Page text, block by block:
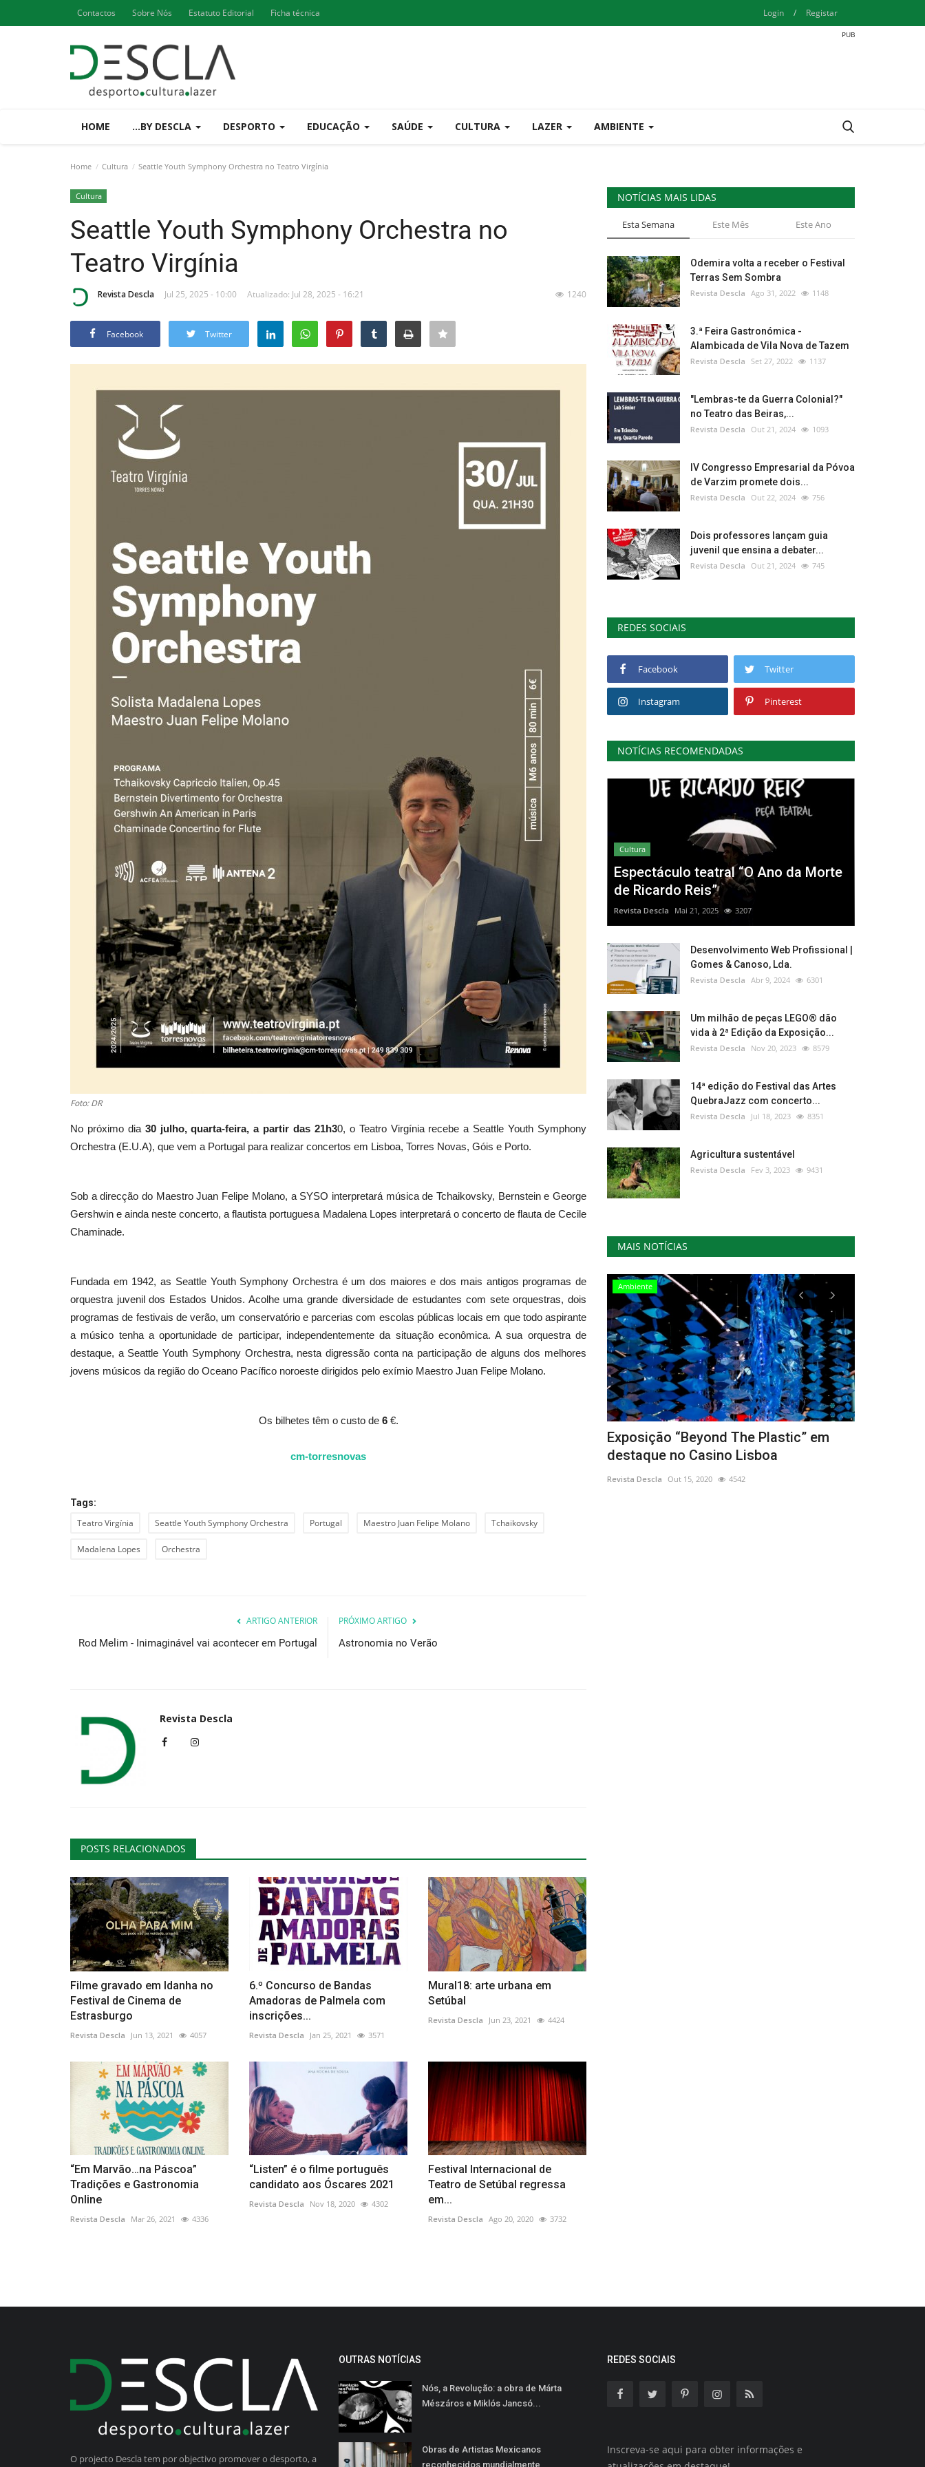
Contactos Sobre Nós Estatuto Editorial Ficha técnica Login / Registar
HOME ...BY DESCLA DESPORTO EDUCAÇÃO SAÚDE CULTURA LAZER AMBIENTE
Home Cultura Seattle Youth Symphony Orchestra no Teatro Virgínia
Cultura
Seattle Youth Symphony Orchestra no
Teatro Virgínia
Revista Descla Jul 25, 2025 - 10:00 Atualizado: Jul 28, 2025 - 16:21 1240
Facebook Twitter
Foto: DR
No próximo dia 30 julho, quarta-feira, a partir das 21h30, o Teatro Virgínia recebe a Seattle Youth Symphony
Orchestra (E.U.A), que vem a Portugal para realizar concertos em Lisboa, Torres Novas, Góis e Porto.
Sob a direcção do Maestro Juan Felipe Molano, a SYSO interpretará música de Tchaikovsky, Bernstein e George
Gershwin e ainda neste concerto, a flautista portuguesa Madalena Lopes interpretará o concerto de flauta de Cecile
Chaminade.
Fundada em 1942, as Seattle Youth Symphony Orchestra é um dos maiores e dos mais antigos programas de
orquestra juvenil dos Estados Unidos. Acolhe uma grande diversidade de estudantes com sete orquestras, dois
programas de festivais de verão, um conservatório e parcerias com escolas públicas locais em que todo aspirante
a músico tenha a oportunidade de participar, independentemente da situação econômica. A sua orquestra de
destaque, a Seattle Youth Symphony Orchestra, nesta digressão conta na participação de alguns dos melhores
jovens músicos da região do Oceano Pacífico noroeste dirigidos pelo exímio Maestro Juan Felipe Molano.
Os bilhetes têm o custo de 6€.
cm-torresnovas
Tags:
Teatro Virgínia Seattle Youth Symphony Orchestra Portugal Maestro Juan Felipe Molano Tchaikovsky
Madalena Lopes Orchestra
ARTIGO ANTERIOR
Rod Melim - Inimaginável vai acontecer em Portugal
PRÓXIMO ARTIGO
Astronomia no Verão
Revista Descla
POSTS RELACIONADOS
Filme gravado em Idanha no
Festival de Cinema de
Estrasburgo
Revista Descla Jun 13, 2021 4057
6.º Concurso de Bandas
Amadoras de Palmela com
inscrições...
Revista Descla Jan 25, 2021 3571
Mural18: arte urbana em
Setúbal
Revista Descla Jun 23, 2021 4424
“Em Marvão…na Páscoa”
Tradições e Gastronomia
Online
Revista Descla Mar 26, 2021 4336
“Listen” é o filme português
candidato aos Óscares 2021
Revista Descla Nov 18, 2020 4302
Festival Internacional de
Teatro de Setúbal regressa
em...
Revista Descla Ago 20, 2020 3732
NOTÍCIAS MAIS LIDAS
Esta Semana Este Mês Este Ano
Odemira volta a receber o Festival
Terras Sem Sombra
Revista Descla Ago 31, 2022 1148
3.ª Feira Gastronómica -
Alambicada de Vila Nova de Tazem
Revista Descla Set 27, 2022 1137
"Lembras-te da Guerra Colonial?"
no Teatro das Beiras,...
Revista Descla Out 21, 2024 1093
IV Congresso Empresarial da Póvoa
de Varzim promete dois...
Revista Descla Out 22, 2024 756
Dois professores lançam guia
juvenil que ensina a debater...
Revista Descla Out 21, 2024 745
REDES SOCIAIS
Facebook Twitter
Instagram Pinterest
NOTÍCIAS RECOMENDADAS
Cultura
Espectáculo teatral “O Ano da Morte
de Ricardo Reis”
Revista Descla Mai 21, 2025 3207
Desenvolvimento Web Profissional |
Gomes & Canoso, Lda.
Revista Descla Abr 9, 2024 6301
Um milhão de peças LEGO® dão
vida à 2ª Edição da Exposição...
Revista Descla Nov 20, 2023 8579
14ª edição do Festival das Artes
QuebraJazz com concerto...
Revista Descla Jul 18, 2023 8351
Agricultura sustentável
Revista Descla Fev 3, 2023 9431
MAIS NOTÍCIAS
Cultura
Devida” ao auditório Municipal...
Cultura
ao Salão Preto e Prata...
Ambiente
Exposição “Beyond The Plastic” em
destaque no Casino Lisboa
Revista Descla Out 15, 2020 4542
O projecto Descla tem por objectivo promover o desporto, a
OUTRAS NOTÍCIAS
Nós, a Revolução: a obra de Márta
Mészáros e Miklós Jancsó...
Obras de Artistas Mexicanos
reconhecidos mundialmente
REDES SOCIAIS
Inscreva-se aqui para obter informações e